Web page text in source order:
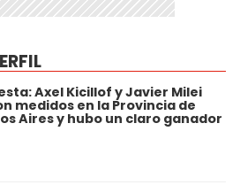
Axel Kicillof y Javier Milei
medidos en la Provincia de
Aires y hubo un claro ganador